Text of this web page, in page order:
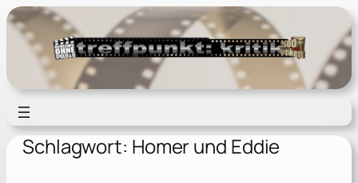
Zum
Inhalt
springen
Schlagwort: Homer und Eddie